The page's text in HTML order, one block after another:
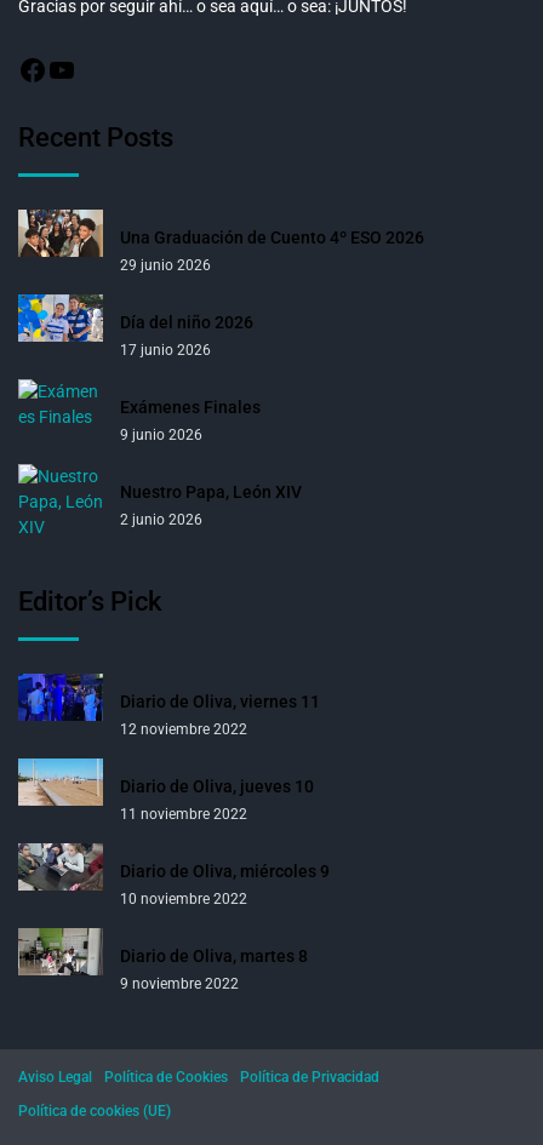
Gracias por seguir ahí… o sea aquí… o sea: ¡JUNTOS!
Recent Posts
Una Graduación de Cuento 4º ESO 2026
29 junio 2026
Día del niño 2026
17 junio 2026
Exámenes Finales
9 junio 2026
Nuestro Papa, León XIV
2 junio 2026
Editor’s Pick
Diario de Oliva, viernes 11
12 noviembre 2022
Diario de Oliva, jueves 10
11 noviembre 2022
Diario de Oliva, miércoles 9
10 noviembre 2022
Diario de Oliva, martes 8
9 noviembre 2022
Aviso Legal Política de Cookies
Política de Privacidad
Política de cookies (UE)